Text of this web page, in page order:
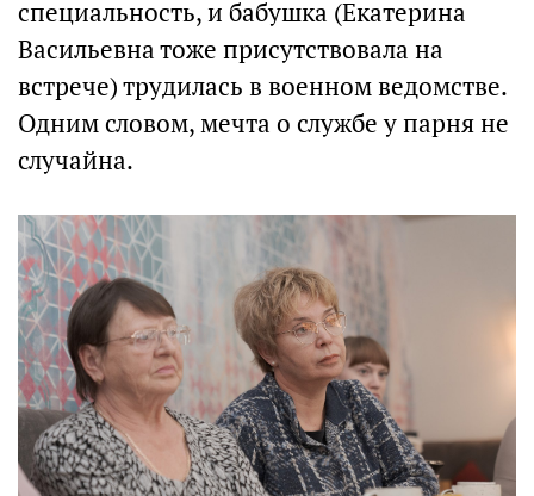
специальность, и бабушка (Екатерина
Васильевна тоже присутствовала на
встрече) трудилась в военном ведомстве.
Одним словом, мечта о службе у парня не
случайна.